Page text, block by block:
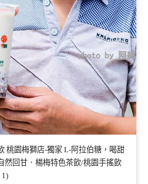
桃園梅獅店-獨家 L-阿拉伯糖，喝甜
然回甘．楊梅特色茶飲/桃園手搖飲
1)